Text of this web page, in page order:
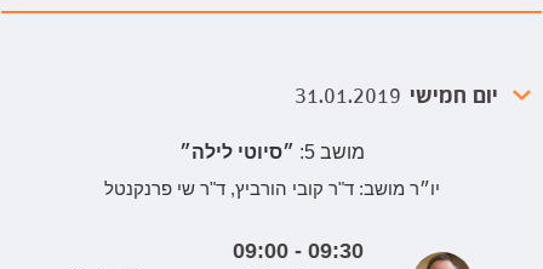
יום חמישי 31.01.2019
מושב 5:
״סיוטי לילה״
יו״ר מושב:ד"ר קובי הורביץ, ד"ר שי פרנקנטל
09:00 - 09:30